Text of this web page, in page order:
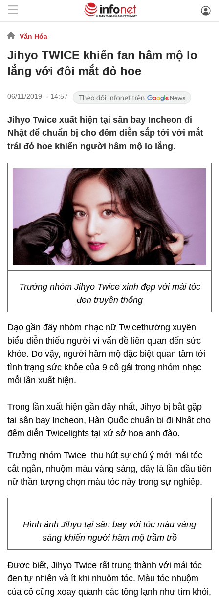
Văn Hóa
Jihyo TWICE khiến fan hâm mộ lo
lắng với đôi mắt đỏ hoe
06/11/2019 - 14:57
Jihyo Twice xuất hiện tại sân bay Incheon đi
Nhật để chuẩn bị cho đêm diễn sắp tới với mắt
trái đỏ hoe khiến người hâm mộ lo lắng.
Trưởng nhóm Jihyo Twice xinh đẹp với mái tóc
đen truyền thống
Dạo gần đây nhóm nhạc nữ Twicethường xuyên
biểu diễn thiếu người vì vấn đề liên quan đến sức
khỏe. Do vậy, người hâm mộ đặc biệt quan tâm tới
tình trạng sức khỏe của 9 cô gái trong nhóm nhạc
mỗi lần xuất hiện.
Trong lần xuất hiện gần đây nhất, Jihyo bị bắt gặp
tại sân bay Incheon, Hàn Quốc chuẩn bị đi Nhật cho
đêm diễn Twicelights tại xứ sở hoa anh đào.
Trưởng nhóm Twice thu hút sự chú ý mới mái tóc
cắt ngắn, nhuộm màu vàng sáng, đây là lần đầu tiên
nữ thần tượng chọn màu tóc này trong sự nghiêp.
Hình ảnh Jihyo tại sân bay với tóc màu vàng
sáng khiến người hâm mộ trầm trồ
Được biết, Jihyo Twice rất trung thành với mái tóc
đen tự nhiên và ít khi nhuộm tóc. Màu tóc nhuộm
của cô cũng xoay quanh các tông lạnh như tím khói,